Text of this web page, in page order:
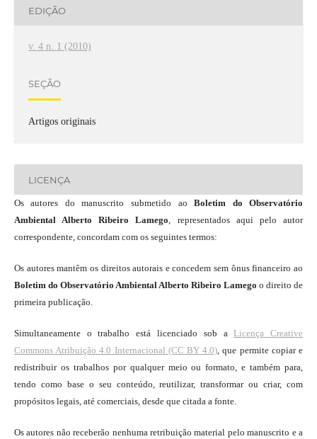
EDIÇÃO
v. 4 n. 1 (2010)
SEÇÃO
Artigos originais
LICENÇA
Os autores do manuscrito submetido aoBoletim do Observatório
Ambiental Alberto Ribeiro Lamego, representados aqui pelo autor
correspondente, concordam com os seguintes termos:
Os autores mantêm os direitos autorais e concedem sem ônus financeiro ao
Boletim do Observatório Ambiental Alberto Ribeiro Lamegoo direito de
primeira publicação.
Simultaneamente o trabalho está licenciado sob a Licença Creative
Commons Atribuição 4.0 Internacional (CC BY 4.0), que permite copiar e
redistribuir os trabalhos por qualquer meio ou formato, e também para,
tendo como base o seu conteúdo, reutilizar, transformar ou criar, com
propósitos legais, até comerciais, desde que citada a fonte.
Os autores não receberão nenhuma retribuição material pelo manuscrito e a